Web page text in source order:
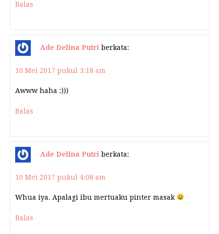
Balas
Ade Delina Putri berkata:
10 Mei 2017 pukul 3:18 am
Awww haha :)))
Balas
Ade Delina Putri berkata:
10 Mei 2017 pukul 4:08 am
Whua iya. Apalagi ibu mertuaku pinter masak
Balas